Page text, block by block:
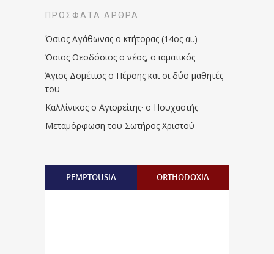
ΠΡΌΣΦΑΤΑ ΆΡΘΡΑ
Όσιος Αγάθωνας ο κτήτορας (14ος αι.)
Όσιος Θεοδόσιος ο νέος, ο ιαματικός
Άγιος Δομέτιος ο Πέρσης και οι δύο μαθητές
του
Καλλίνικος ο Αγιορείτης · ο Ησυχαστής
Μεταμόρφωση του Σωτήρος Χριστού
PEMPTOUSIA ORTHODOXIA